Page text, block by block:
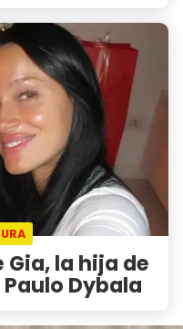
la hija de
Dybala